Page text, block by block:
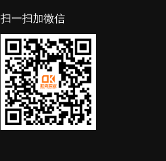
扫一扫加微信